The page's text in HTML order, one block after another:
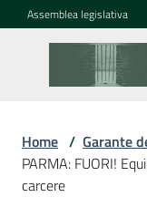
Vai al contenuto
Vai alla navigazione
Vai al footer
Assemblea legislativa
dei
Cosa
Home / Garante
PARMA: FUORI!
carcere